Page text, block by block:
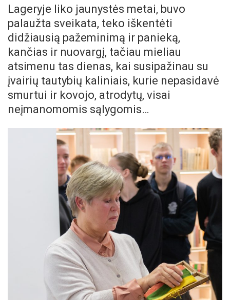
Lageryje liko jaunystės metai, buvo
palaužta sveikata, teko iškentėti
didžiausią pažeminimą ir panieką,
kančias ir nuovargį, tačiau mieliau
atsimenu tas dienas, kai susipažinau su
įvairių tautybių kaliniais, kurie nepasidavė
smurtui ir kovojo, atrodytų, visai
neįmanomomis sąlygomis…